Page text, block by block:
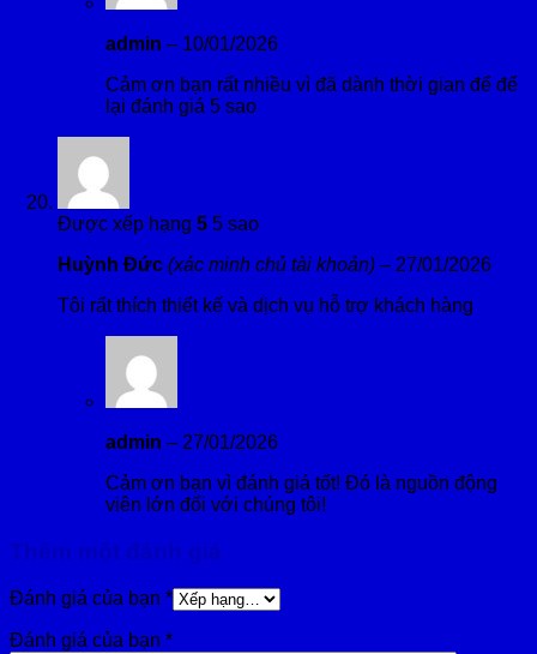
admin – 10/01/2026
Cảm ơn bạn rất nhiều vì đã dành thời gian để để
lại đánh giá 5 sao
Được xếp hạng 5 5 sao
Huỳnh Đức (xác minh chủ tài khoản) – 27/01/2026
Tôi rất thích thiết kế và dịch vụ hỗ trợ khách hàng
admin – 27/01/2026
Cảm ơn bạn vì đánh giá tốt! Đó là nguồn động
viên lớn đối với chúng tôi!
Thêm một đánh giá
Đánh giá của bạn *
Đánh giá của bạn *